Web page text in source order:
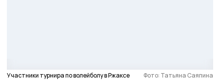
Участники турнира по волейболу в Ржаксе Фото: Татьяна Саяпина